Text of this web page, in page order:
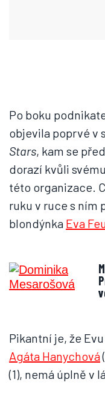
Po boku
objevila poprvé v
Stars, kam se
dorazí kvůli
této organizace.
ruku v ruce s ním
blondýnka Eva
Pikantní je, že
Agáta Hanychová
(1), nemá úplně v